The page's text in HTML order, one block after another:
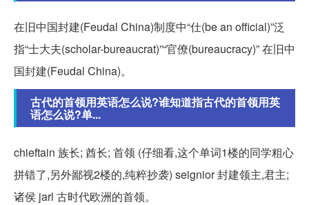
在旧中国封建(Feudal China)制度中“仕(be an official)”泛
指“士大夫(scholar-bureaucrat)”“官僚(bureaucracy)” 在旧中
国封建(Feudal China)。
古代的首领用英语怎么说?谁知道指古代的首领用英
语怎么说?单...
chieftain 族长; 酋长; 首领 (仔细看,这个单词1楼的同学粗心
拼错了,另外鄙视2楼的,纯粹抄袭) seignior 封建领主,君主;
诸侯 jarl 古时代欧洲的首领。